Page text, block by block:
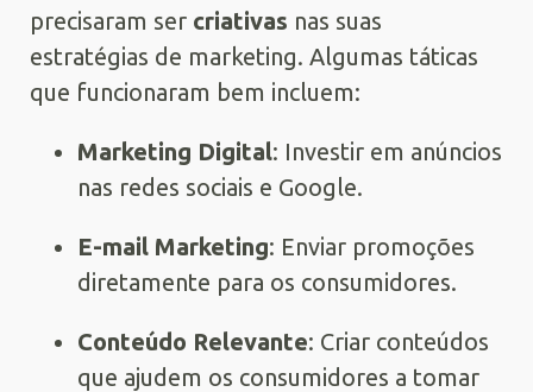
precisaram ser criativas nas suas
estratégias de marketing. Algumas táticas
que funcionaram bem incluem:
Marketing Digital: Investir em anúncios
nas redes sociais e Google.
E-mail Marketing: Enviar promoções
diretamente para os consumidores.
Conteúdo Relevante: Criar conteúdos
que ajudem os consumidores a tomar